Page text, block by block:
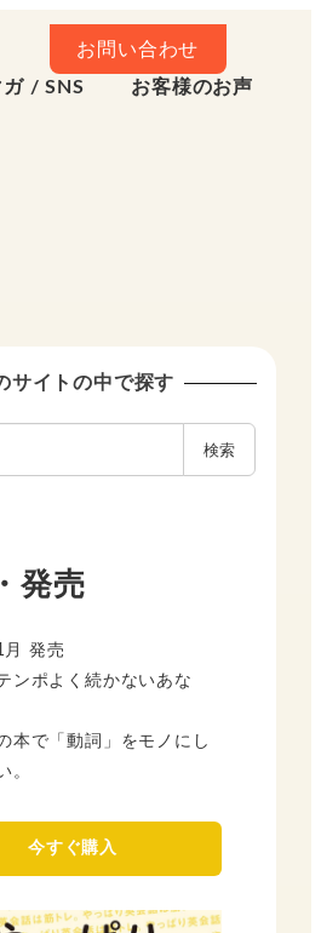
お問い合わせ
ガ / SNS お客様のお声
サイトの中で探す
検索
発売
発売
ンポよく続かないあな
本で「動詞」をモノにし
。
今すぐ購入